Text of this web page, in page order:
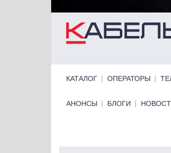
КАТАЛОГ ОПЕРАТОРЫ
Primary links bottom
АНОНСЫ БЛОГИ